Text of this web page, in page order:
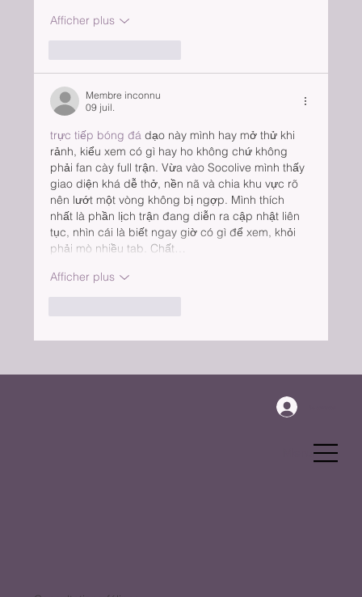
Menu
Afficher plus
Membre inconnu
09 juil.
trực tiếp bóng đá dạo này mình hay mở thử khi
rảnh, kiểu xem có gì hay ho không chứ không
phải fan cày full trận. Vừa vào Socolive mình thấy
giao diện khá dễ thở, nền nã và chia khu vực rõ
nên lướt một vòng không bị ngợp. Mình thích
nhất là phần lịch trận đang diễn ra cập nhật liên
tục, nhìn cái là biết ngay giờ có gì để xem, khỏi
phải mò nhiều tab. Chất…
Afficher plus